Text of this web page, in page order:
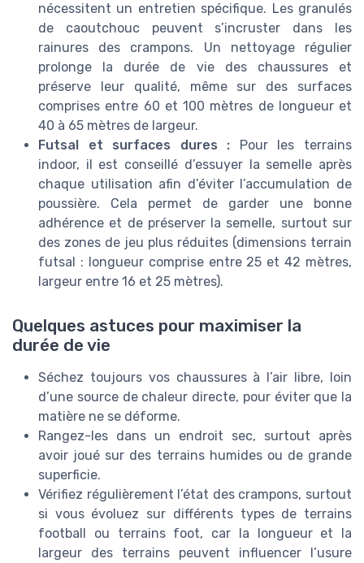
nécessitent un entretien spécifique. Les granulés
de caoutchouc peuvent s’incruster dans les
rainures des crampons. Un nettoyage régulier
prolonge la durée de vie des chaussures et
préserve leur qualité, même sur des surfaces
comprises entre 60 et 100 mètres de longueur et
40 à 65 mètres de largeur.
Futsal et surfaces dures : Pour les terrains
indoor, il est conseillé d’essuyer la semelle après
chaque utilisation afin d’éviter l’accumulation de
poussière. Cela permet de garder une bonne
adhérence et de préserver la semelle, surtout sur
des zones de jeu plus réduites (dimensions terrain
futsal : longueur comprise entre 25 et 42 mètres,
largeur entre 16 et 25 mètres).
Quelques astuces pour maximiser la
durée de vie
Séchez toujours vos chaussures à l’air libre, loin
d’une source de chaleur directe, pour éviter que la
matière ne se déforme.
Rangez-les dans un endroit sec, surtout après
avoir joué sur des terrains humides ou de grande
superficie.
Vérifiez régulièrement l’état des crampons, surtout
si vous évoluez sur différents types de terrains
football ou terrains foot, car la longueur et la
largeur des terrains peuvent influencer l’usure